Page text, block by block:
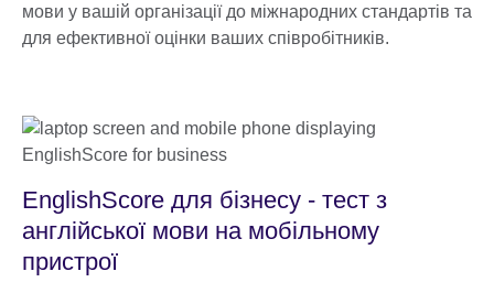
мови у вашій організації до міжнародних стандартів та
для ефективної оцінки ваших співробітників.
EnglishScore для бізнесу - тест з
англійської мови на мобільному
пристрої